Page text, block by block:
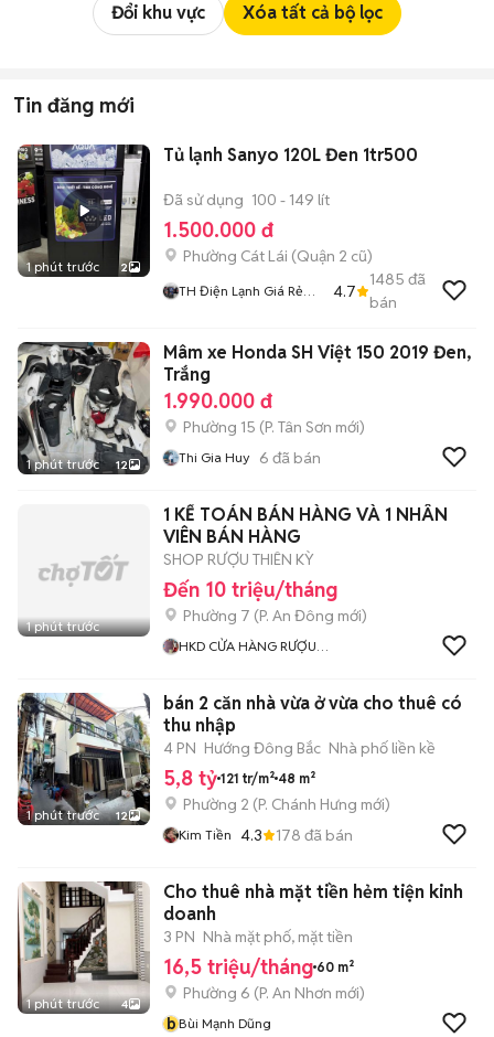
Đổi khu vực Xóa tất cả bộ lọc
Tin đăng mới
1 phút trước 2
Tủ lạnh Sanyo 120L Đen 1tr500
Đã sử dụng 100 - 149 lít
1.500.000 đ
Phường Cát Lái (Quận 2 cũ)
TH Điện Lạnh Giá Rẻ
4.7
1485 đã
bán
1 phút trước 12
Mâm xe Honda SH Việt 150 2019 Đen,
Trắng
1.990.000 đ
Phường 15 (P. Tân Sơn mới)
Thi Gia Huy 6 đã bán
1 phút trước
1 KẾ TOÁN BÁN HÀNG VÀ 1 NHÂN
VIÊN BÁN HÀNG
SHOP RƯỢU THIÊN KỲ
Đến 10 triệu/tháng
Phường 7 (P. An Đông mới)
HKD CỬA HÀNG RƯỢU
1 phút trước 12
bán 2 căn nhà vừa ở vừa cho thuê có
thu nhập
4 PN Hướng Đông Bắc Nhà phố liền kề
5,8 tỷ 121 tr/m² 48 m²
Phường 2 (P. Chánh Hưng mới)
Kim Tiền 4.3 178 đã bán
1 phút trước 4
Cho thuê nhà mặt tiền hẻm tiện kinh
doanh
3 PN Nhà mặt phố, mặt tiền
16,5 triệu/tháng 60 m²
Phường 6 (P. An Nhơn mới)
bBùi Mạnh Dũng